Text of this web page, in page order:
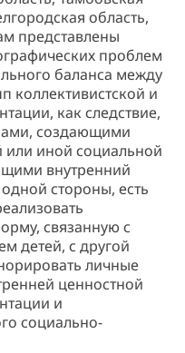
область,
представлены
проблем
баланса между
коллективистской и
как следствие,
создающими
иной социальной
внутренний
стороны, есть
связанную с
детей, с другой
личные
ценностной
и
социально-